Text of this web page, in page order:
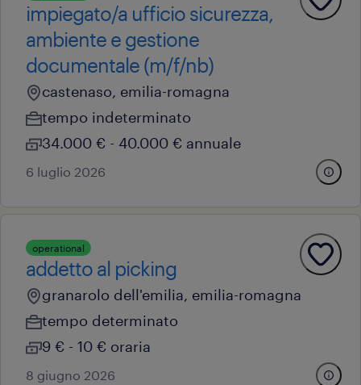
impiegato/a ufficio sicurezza,
ambiente e gestione
documentale​ (m/f/nb)
castenaso, emilia-romagna
tempo indeterminato
34.000 € - 40.000 € annuale
6 luglio 2026
operational
addetto al picking
granarolo dell'emilia, emilia-romagna
tempo determinato
9 € - 10 € oraria
8 giugno 2026